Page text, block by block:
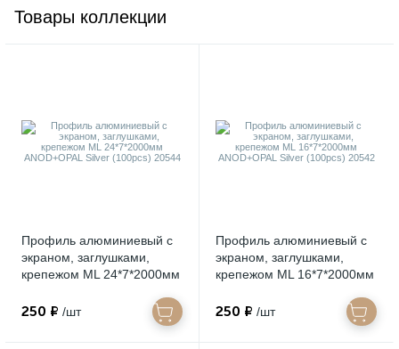
Товары коллекции
Профиль алюминиевый с
экраном, заглушками,
крепежом ML 24*7*2000мм
(100pcs) 20544
250 ₽ /шт
Профиль алюминиевый с
экраном, заглушками,
крепежом ML 16*7*2000мм
(100pcs) 20542
250 ₽ /шт